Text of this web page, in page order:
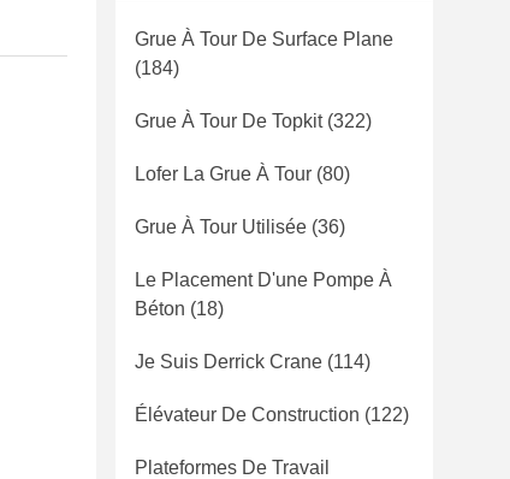
Grue À Tour De Surface Plane
(184)
Grue À Tour De Topkit(322)
Lofer La Grue À Tour (80)
Grue À Tour Utilisée (36)
Le Placement D'une Pompe À
Béton (18)
Je Suis Derrick Crane (114)
Élévateur De Construction (122)
Plateformes De Travail